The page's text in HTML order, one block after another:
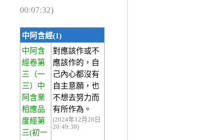
00:07:32)
中阿含經(1)
中阿含
經卷第
三
（一
三）中
阿含業
相應品
度經第
三(初一
對應該作或不
應該作的，自
己內心都沒有
自主意願，也
不想去努力而
有所作為。
(2024年12月28日
20:49:38)